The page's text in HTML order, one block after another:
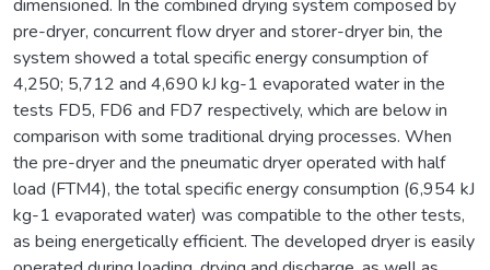
dimensioned. In the combined drying system composed by
pre-dryer, concurrent flow dryer and storer-dryer bin, the
system showed a total specific energy consumption of
4,250; 5,712 and 4,690 kJ kg-1 evaporated water in the
tests FD5, FD6 and FD7 respectively, which are below in
comparison with some traditional drying processes. When
the pre-dryer and the pneumatic dryer operated with half
load (FTM4), the total specific energy consumption (6,954 kJ
kg-1 evaporated water) was compatible to the other tests,
as being energetically efficient. The developed dryer is easily